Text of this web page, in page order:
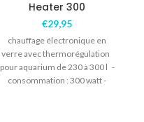
Heater 300
€29,95
chauffage électronique en
verre avec thermorégulation
pour aquarium de 230 à 300 l -
consommation : 300 watt -